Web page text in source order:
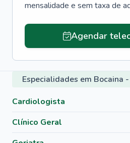
mensalidade e sem taxa de
Agendar
Especialidades em Bocaina -
Cardiologista
Clínico Geral